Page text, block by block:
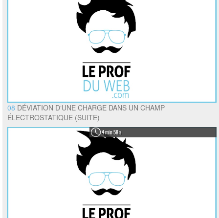
08 DÉVIATION D‘UNE CHARGE DANS UN CHAMP
ÉLECTROSTATIQUE (SUITE)
4 min 58 s